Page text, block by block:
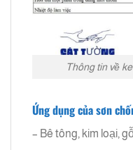
Thông tin về
Ứng dụng của sơn
– Bê tông, kim loại,